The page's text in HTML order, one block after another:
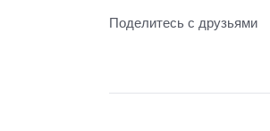
Поделитесь с друзьями